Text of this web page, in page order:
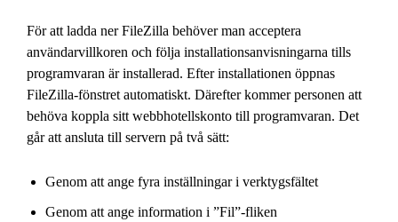
För att ladda ner FileZilla behöver man acceptera
användarvillkoren och följa installationsanvisningarna tills
programvaran är installerad. Efter installationen öppnas
FileZilla-fönstret automatiskt. Därefter kommer personen att
behöva koppla sitt webbhotellskonto till programvaran. Det
går att ansluta till servern på två sätt:
Genom att ange fyra inställningar i verktygsfältet
Genom att ange information i ”Fil”-fliken